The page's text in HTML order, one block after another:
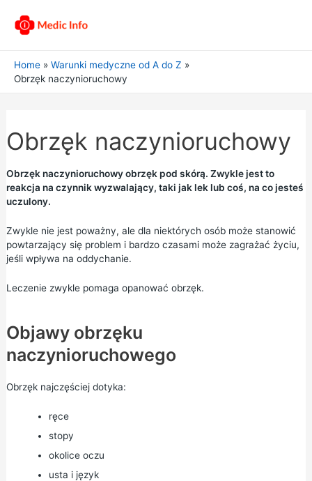
Home
Warunki medyczne od A do Z
Obrzęk naczynioruchowy
Obrzęk naczynioruchowy
Obrzęk naczynioruchowy obrzęk pod skórą. Zwykle jest to
reakcja na czynnik wyzwalający, taki jak lek lub coś, na co jesteś
uczulony.
Zwykle nie jest poważny, ale dla niektórych osób może stanowić
powtarzający się problem i bardzo czasami może zagrażać życiu,
jeśli wpływa na oddychanie.
Leczenie zwykle pomaga opanować obrzęk.
Objawy obrzęku
naczynioruchowego
Obrzęk najczęściej dotyka:
ręce
stopy
okolice oczu
usta i język